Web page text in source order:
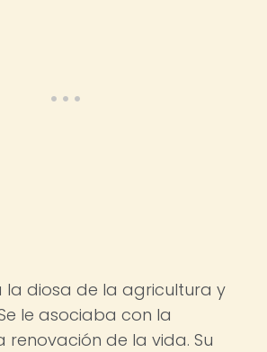
la diosa de la agricultura y
le asociaba con la
renovación de la vida. Su